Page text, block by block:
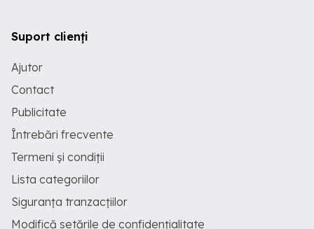
Suport clienți
Ajutor
Contact
Publicitate
Întrebări frecvente
Termeni și condiții
Lista categoriilor
Siguranța tranzacțiilor
Modifică setările de confidențialitate